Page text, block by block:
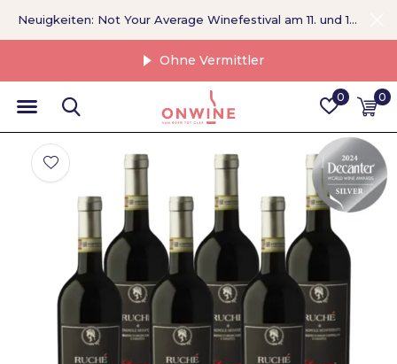
0 0
Ohne Vermittler
Neuigkeiten: Not Your Average Winefestival am 11. und 12. September >